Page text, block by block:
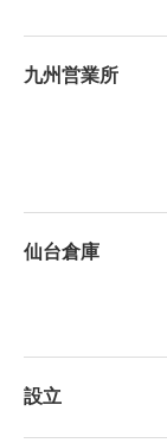
九州営業所
仙台倉庫
設立